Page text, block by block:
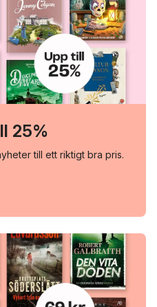
25%
till ett riktigt bra pris.